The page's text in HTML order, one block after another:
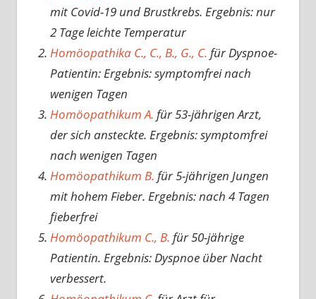
mit Covid-19 und Brustkrebs. Ergebnis: nur
2 Tage leichte Temperatur
Homöopathika C., C., B., G., C. für Dyspnoe-
Patientin: Ergebnis: symptomfrei nach
wenigen Tagen
Homöopathikum A. für 53-jährigen Arzt,
der sich ansteckte. Ergebnis: symptomfrei
nach wenigen Tagen
Homöopathikum B. für 5-jährigen Jungen
mit hohem Fieber. Ergebnis: nach 4 Tagen
fieberfrei
Homöopathikum C., B. für 50-jährige
Patientin. Ergebnis: Dyspnoe über Nacht
verbessert.